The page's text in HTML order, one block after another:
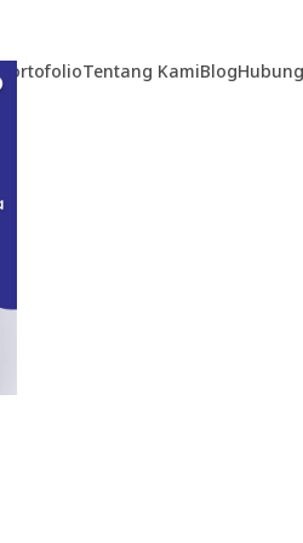
PortofolioTentang KamiBlog